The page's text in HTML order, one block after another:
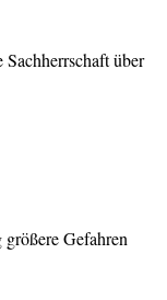
über
Gefahren